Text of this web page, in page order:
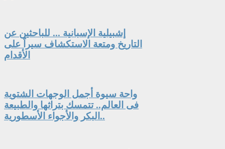
إشبيلية الإسبانية ... للباحثين عن
التاريخ ومتعة الاستكشاف سيراً على
الأقدام
واحة سيوة أجمل الوجهات الشتوية
فى العالم.. تتمسك بتراثها والطبيعة
البكر والأجواء الأسطورية..